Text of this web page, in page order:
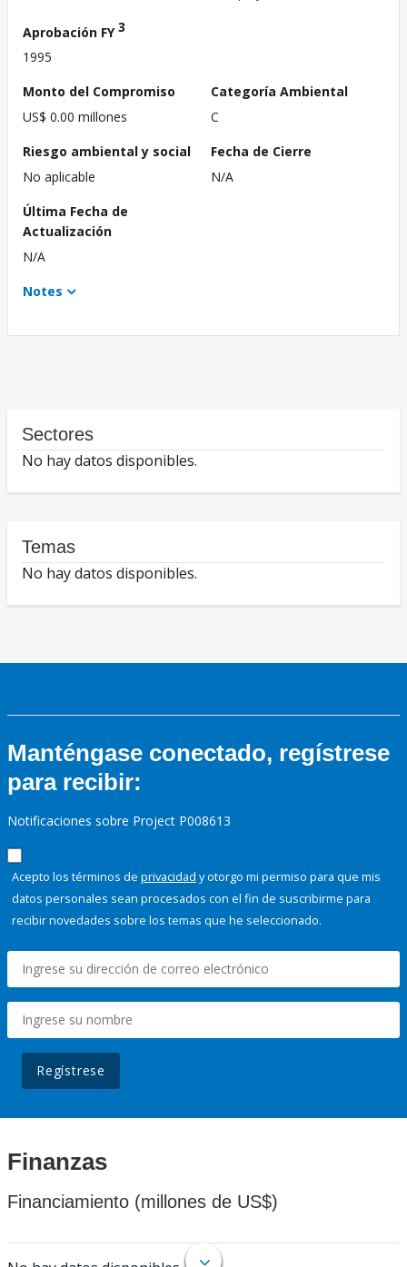
Aprobación FY3
1995
Monto del Compromiso
US$ 0.00 millones
Categoría Ambiental
C
Riesgo ambiental y social
No aplicable
Fecha de Cierre
N/A
Última Fecha de
Actualización
N/A
Notes
Sectores
No hay datos disponibles.
Temas
No hay datos disponibles.
Manténgase conectado, regístrese
para recibir:
Notificaciones sobre Project P008613
Acepto los términos de privacidad y otorgo mi permiso para que mis
datos personales sean procesados con el fin de suscribirme para
recibir novedades sobre los temas que he seleccionado.
Regístrese
Finanzas
Financiamiento (millones de US$)